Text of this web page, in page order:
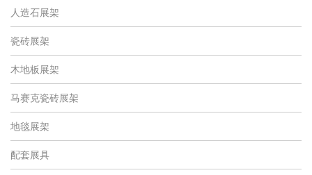
人造石展架
瓷砖展架
木地板展架
马赛克瓷砖展架
地毯展架
配套展具